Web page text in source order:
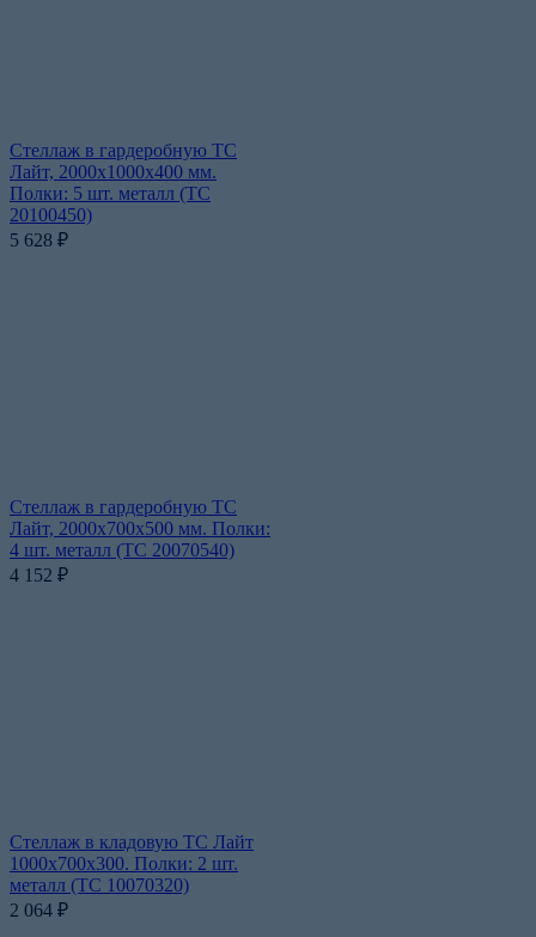
Стеллаж в гардеробную ТС
Лайт, 2000х1000х400 мм.
Полки: 5 шт. металл (ТС
20100450)
5 628 ₽
Стеллаж в гардеробную ТС
Лайт, 2000х700х500 мм. Полки:
4 шт. металл (ТС 20070540)
4 152 ₽
Стеллаж в кладовую ТС Лайт
1000х700х300. Полки: 2 шт.
металл (ТС 10070320)
2 064 ₽